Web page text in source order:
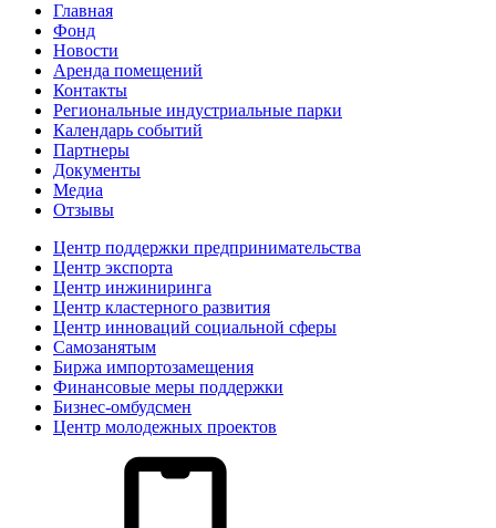
Главная
Фонд
Новости
Аренда помещений
Контакты
Региональные индустриальные парки
Календарь событий
Партнеры
Документы
Медиа
Отзывы
Центр поддержки предпринимательства
Центр экспорта
Центр инжиниринга
Центр кластерного развития
Центр инноваций социальной сферы
Cамозанятым
Биржа импортозамещения
Финансовые меры поддержки
Бизнес-омбудсмен
Центр молодежных проектов